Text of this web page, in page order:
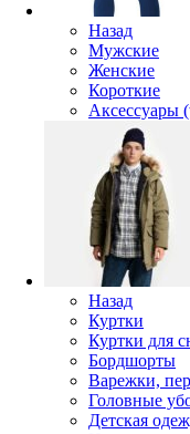
Назад
Мужские
Женские
Короткие
Аксессуары
Назад
Куртки
Куртки для
Бордшорты
Варежки,
Головные
Детская